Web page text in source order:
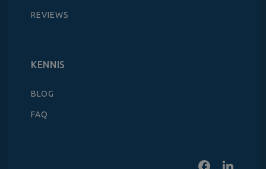
REVIEWS
KENNIS
BLOG
FAQ